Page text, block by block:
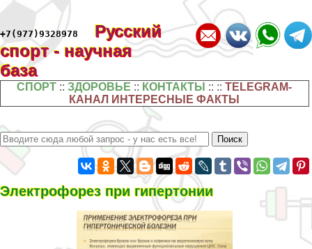
+7(977)9328978
Русский
спорт - научная
база
СПОРТ ::ЗДОРОВЬЕ :: КОНТАКТЫ :: ::TELEGRAM-
КАНАЛ ИНТЕРЕСНЫЕ ФАКТЫ
Электрофорез при гипертонии